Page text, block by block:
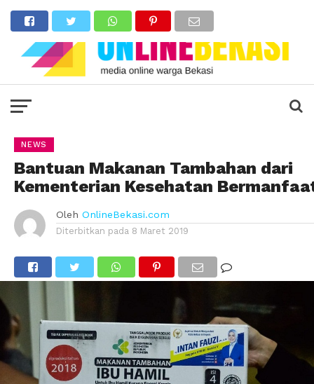
NEWS
Bantuan Makanan Tambahan dari
Kementerian Kesehatan
Oleh OnlineBekasi.com
Diterbitkan pada 8 Maret 2019